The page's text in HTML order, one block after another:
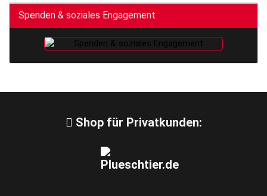
Spenden & soziales Engagement
Shop für Privatkunden: